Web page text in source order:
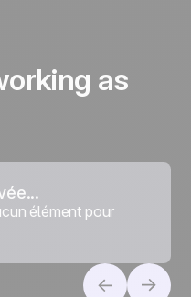
as
élément pour